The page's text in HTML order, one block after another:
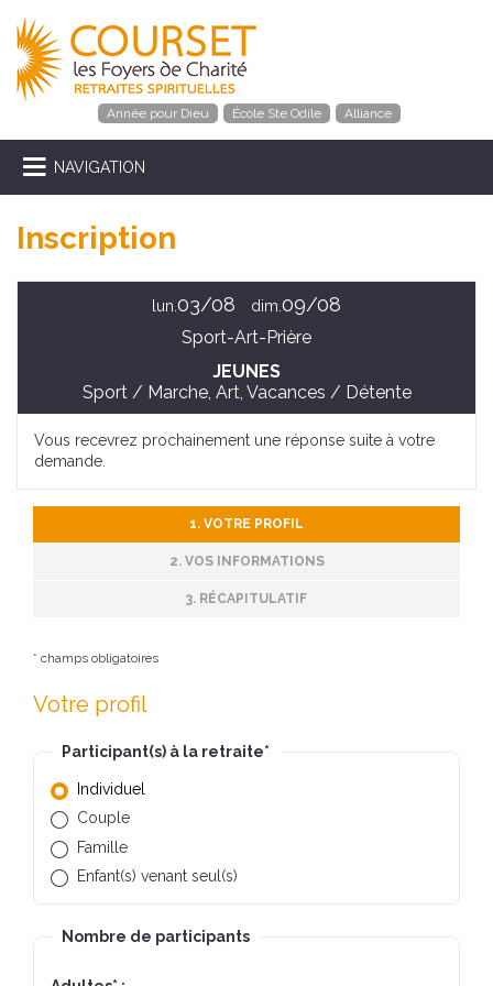
Année pour Dieu École Ste Odile Alliance
NAVIGATION
Inscription
lun. 03/08 dim. 09/08
Sport-Art-Prière
JEUNES
Sport / Marche, Art, Vacances / Détente
Vous recevrez prochainement une réponse suite à votre
demande.
1. VOTRE PROFIL
2. VOS INFORMATIONS
3. RÉCAPITULATIF
* champs obligatoires
Votre profil
Participant(s) à la retraite*
Individuel
Couple
Famille
Enfant(s) venant seul(s)
Nombre de participants